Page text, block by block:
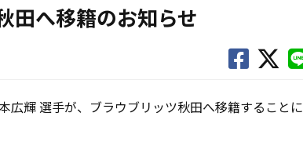
田へ移籍のお知らせ
広輝 選手が、ブラウブリッツ秋田へ移籍することに